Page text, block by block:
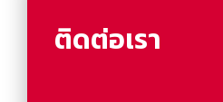
ติดต่อเรา